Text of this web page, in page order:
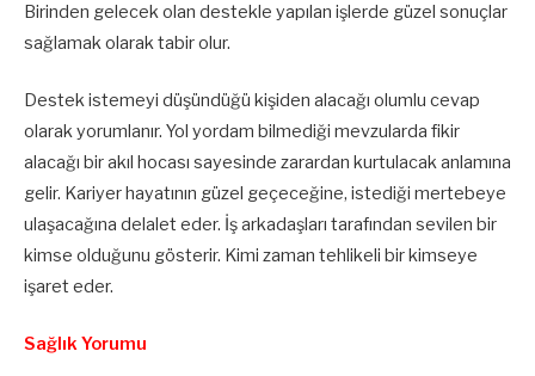
Birinden gelecek olan destekle yapılan işlerde güzel sonuçlar
sağlamak olarak tabir olur.
Destek istemeyi düşündüğü kişiden alacağı olumlu cevap
olarak yorumlanır. Yol yordam bilmediği mevzularda fikir
alacağı bir akıl hocası sayesinde zarardan kurtulacak anlamına
gelir. Kariyer hayatının güzel geçeceğine, istediği mertebeye
ulaşacağına delalet eder. İş arkadaşları tarafından sevilen bir
kimse olduğunu gösterir. Kimi zaman tehlikeli bir kimseye
işaret eder.
Sağlık Yorumu